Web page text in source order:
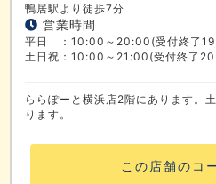
鴨居駅より徒歩7分
営業時間
平日 ：10:00～20:00(受付終了
土日祝：10:00～21:00(受付終了
ららぽーと横浜店2階にあります。
ります。
この店舗のコ